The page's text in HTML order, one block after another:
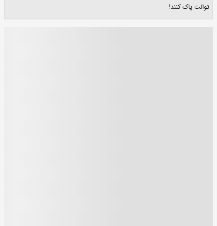
توالت پاک کنند!